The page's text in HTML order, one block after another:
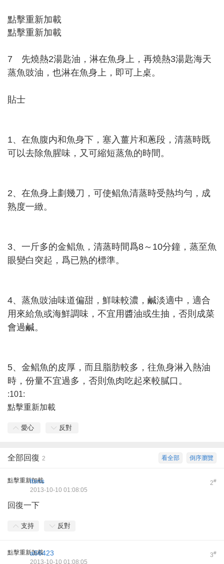
點擊重新加載
點擊重新加載
7 先燒熱2湯匙油，淋在魚身上，再燒熱3湯匙海天
蒸魚豉油，也淋在魚身上，即可上桌。
貼士
1、在魚腹内和魚身下，塞入薑片和蔥段，清蒸時既
可以去除魚腥味，又可縮短蒸魚的時間。
2、在魚身上劃幾刀，可使鲳魚清蒸時受熱均勻，成
熟度一緻。
3、一斤多的金鲳魚，清蒸時間爲8～10分鐘，蒸至魚
眼變白突起，爲已熟的標準。
4、蒸魚豉油味道偏甜，鮮味較濃，鹹淡適中，適合
用來給魚或海鮮調味，不宜用醬油或生抽，否則成菜
會過鹹。
5、金鲳魚的皮厚，而且脂肪較多，往魚身淋入熱油
時，份量不宜過多，否則魚肉吃起來較膩口。
:101:
點擊重新加載
愛心 反對
倒序瀏覽
看全部
全部回復 2
點擊重新加載 2#
ltsns
2013-10-10 01:08:05
回復一下
支持 反對
點擊重新加載 3#
a56423
2013-10-10 01:08:05